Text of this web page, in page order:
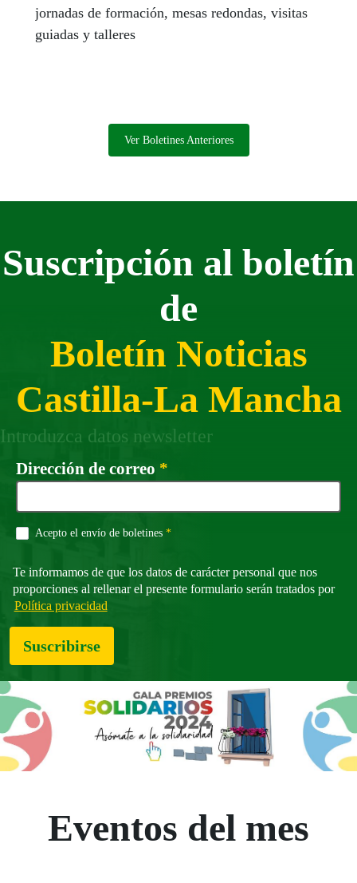
jornadas de formación, mesas redondas, visitas
guiadas y talleres
Ver Boletines Anteriores
Suscripción al boletín
de
Boletín Noticias
Castilla-La Mancha
Introduzca datos newsletter
Dirección de correo *
Acepto el envío de boletines *Campo obligatorio
Te informamos de que los datos de carácter personal que nos
proporciones al rellenar el presente formulario serán tratados por
Política privacidad
Suscribirse
Eventos del mes